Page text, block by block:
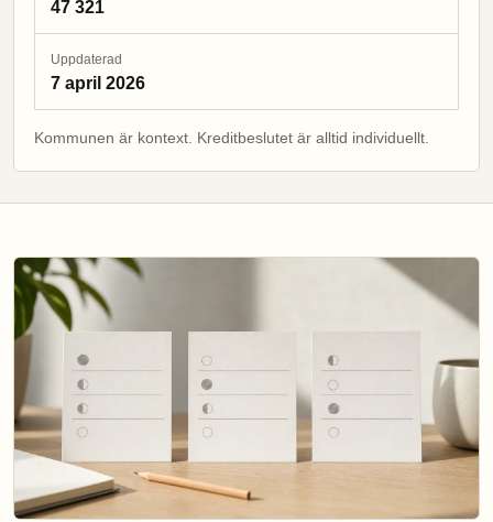
47 321
Uppdaterad
7 april 2026
Kommunen är kontext. Kreditbeslutet är alltid individuellt.